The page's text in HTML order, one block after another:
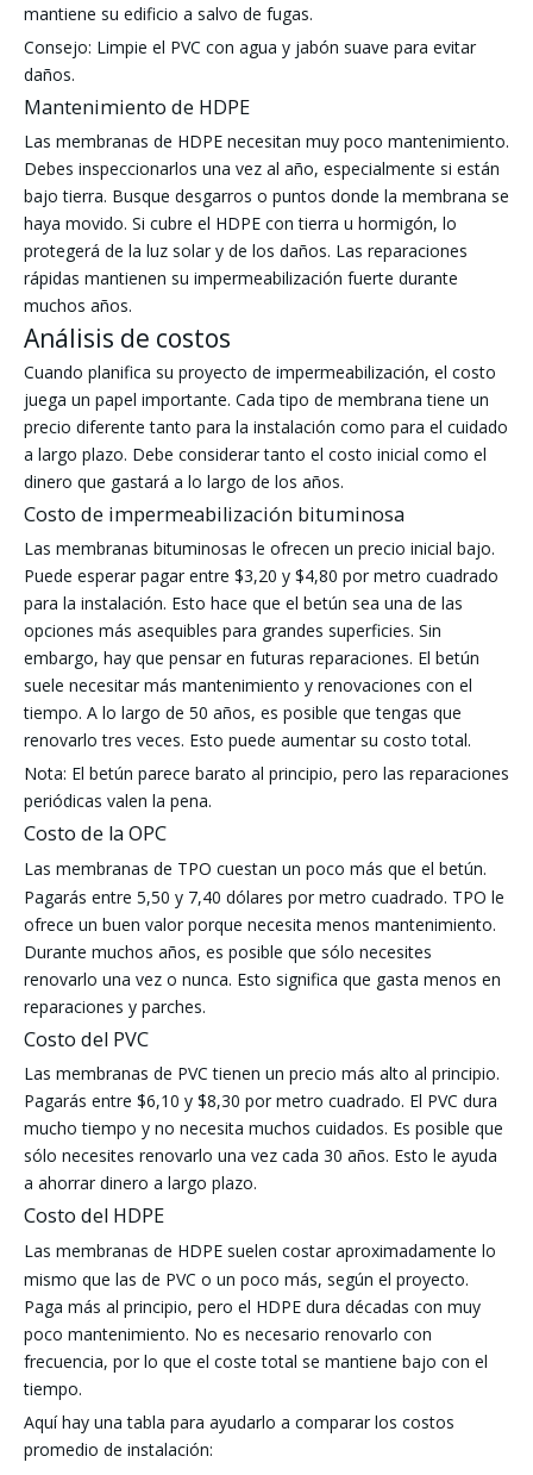
mantiene su edificio a salvo de fugas.
Consejo: Limpie el PVC con agua y jabón suave para evitar
daños.
Mantenimiento de HDPE
Las membranas de HDPE necesitan muy poco mantenimiento.
Debes inspeccionarlos una vez al año, especialmente si están
bajo tierra. Busque desgarros o puntos donde la membrana se
haya movido. Si cubre el HDPE con tierra u hormigón, lo
protegerá de la luz solar y de los daños. Las reparaciones
rápidas mantienen su impermeabilización fuerte durante
muchos años.
Análisis de costos
Cuando planifica su proyecto de impermeabilización, el costo
juega un papel importante. Cada tipo de membrana tiene un
precio diferente tanto para la instalación como para el cuidado
a largo plazo. Debe considerar tanto el costo inicial como el
dinero que gastará a lo largo de los años.
Costo de impermeabilización bituminosa
Las membranas bituminosas le ofrecen un precio inicial bajo.
Puede esperar pagar entre $3,20 y $4,80 por metro cuadrado
para la instalación. Esto hace que el betún sea una de las
opciones más asequibles para grandes superficies. Sin
embargo, hay que pensar en futuras reparaciones. El betún
suele necesitar más mantenimiento y renovaciones con el
tiempo. A lo largo de 50 años, es posible que tengas que
renovarlo tres veces. Esto puede aumentar su costo total.
Nota: El betún parece barato al principio, pero las reparaciones
periódicas valen la pena.
Costo de la OPC
Las membranas de TPO cuestan un poco más que el betún.
Pagarás entre 5,50 y 7,40 dólares por metro cuadrado. TPO le
ofrece un buen valor porque necesita menos mantenimiento.
Durante muchos años, es posible que sólo necesites
renovarlo una vez o nunca. Esto significa que gasta menos en
reparaciones y parches.
Costo del PVC
Las membranas de PVC tienen un precio más alto al principio.
Pagarás entre $6,10 y $8,30 por metro cuadrado. El PVC dura
mucho tiempo y no necesita muchos cuidados. Es posible que
sólo necesites renovarlo una vez cada 30 años. Esto le ayuda
a ahorrar dinero a largo plazo.
Costo del HDPE
Las membranas de HDPE suelen costar aproximadamente lo
mismo que las de PVC o un poco más, según el proyecto.
Paga más al principio, pero el HDPE dura décadas con muy
poco mantenimiento. No es necesario renovarlo con
frecuencia, por lo que el coste total se mantiene bajo con el
tiempo.
Aquí hay una tabla para ayudarlo a comparar los costos
promedio de instalación: